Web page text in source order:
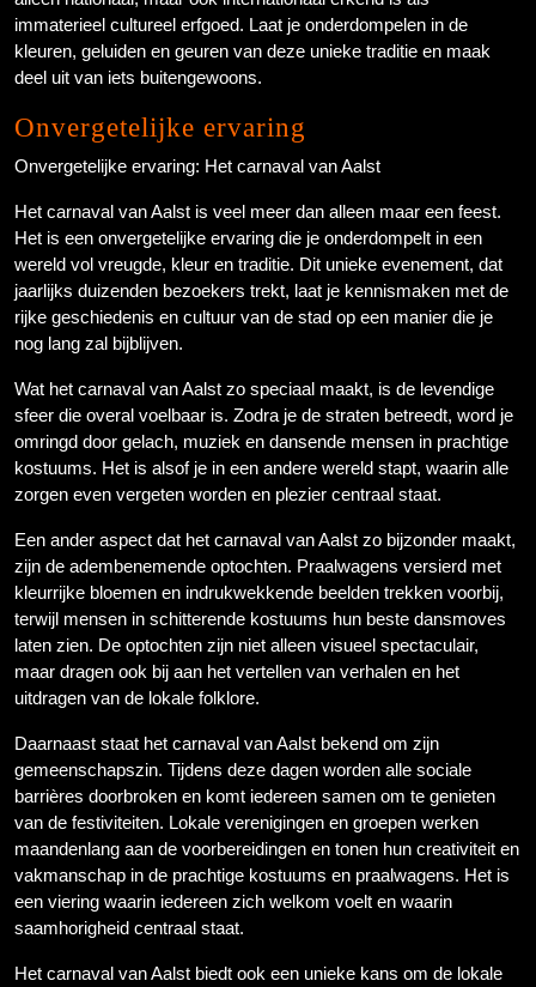
immaterieel cultureel erfgoed. Laat je onderdompelen in de
kleuren, geluiden en geuren van deze unieke traditie en maak
deel uit van iets buitengewoons.
Onvergetelijke ervaring
Onvergetelijke ervaring: Het carnaval van Aalst
Het carnaval van Aalst is veel meer dan alleen maar een feest.
Het is een onvergetelijke ervaring die je onderdompelt in een
wereld vol vreugde, kleur en traditie. Dit unieke evenement, dat
jaarlijks duizenden bezoekers trekt, laat je kennismaken met de
rijke geschiedenis en cultuur van de stad op een manier die je
nog lang zal bijblijven.
Wat het carnaval van Aalst zo speciaal maakt, is de levendige
sfeer die overal voelbaar is. Zodra je de straten betreedt, word je
omringd door gelach, muziek en dansende mensen in prachtige
kostuums. Het is alsof je in een andere wereld stapt, waarin alle
zorgen even vergeten worden en plezier centraal staat.
Een ander aspect dat het carnaval van Aalst zo bijzonder maakt,
zijn de adembenemende optochten. Praalwagens versierd met
kleurrijke bloemen en indrukwekkende beelden trekken voorbij,
terwijl mensen in schitterende kostuums hun beste dansmoves
laten zien. De optochten zijn niet alleen visueel spectaculair,
maar dragen ook bij aan het vertellen van verhalen en het
uitdragen van de lokale folklore.
Daarnaast staat het carnaval van Aalst bekend om zijn
gemeenschapszin. Tijdens deze dagen worden alle sociale
barrières doorbroken en komt iedereen samen om te genieten
van de festiviteiten. Lokale verenigingen en groepen werken
maandenlang aan de voorbereidingen en tonen hun creativiteit en
vakmanschap in de prachtige kostuums en praalwagens. Het is
een viering waarin iedereen zich welkom voelt en waarin
saamhorigheid centraal staat.
Het carnaval van Aalst biedt ook een unieke kans om de lokale